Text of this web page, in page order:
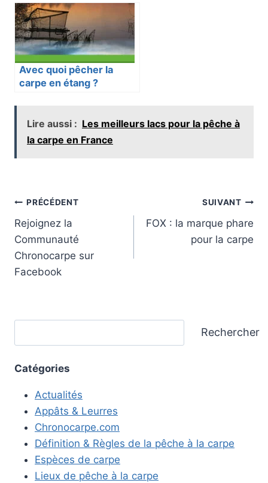
s’invitent au cœur de la
capitale
Avec quoi pêcher la
carpe en étang ?
Lire aussi : Les meilleurs lacs pour la pêche à
la carpe en France
Navigation
de
l’article
PRÉCÉDENT
Rejoignez la
Communauté
Chronocarpe sur
Facebook
SUIVANT
FOX : la marque phare
pour la carpe
Rechercher
Catégories
Actualités
Appâts & Leurres
Chronocarpe.com
Définition & Règles de la pêche à la carpe
Espèces de carpe
Lieux de pêche à la carpe